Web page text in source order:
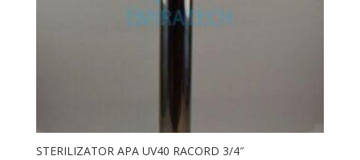
STERILIZATOR APA UV40 RACORD 3/4″